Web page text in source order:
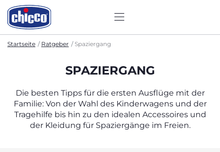
Startseite Ratgeber Spaziergang
SPAZIERGANG
Die besten Tipps für die ersten Ausflüge mit der
Familie: Von der Wahl des Kinderwagens und der
Tragehilfe bis hin zu den idealen Accessoires und
der Kleidung für Spaziergänge im Freien.